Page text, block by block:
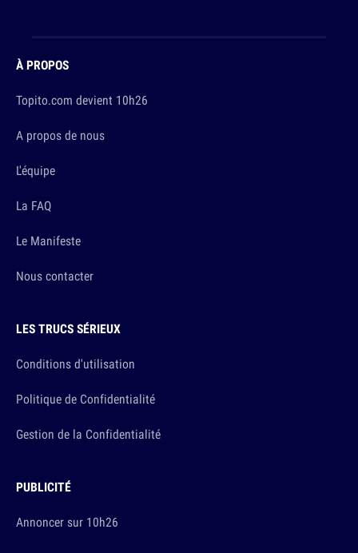
À PROPOS
Topito.com devient 10h26
A propos de nous
L'équipe
La FAQ
Le Manifeste
Nous contacter
LES TRUCS SÉRIEUX
Conditions d'utilisation
Politique de Confidentialité
Gestion de la Confidentialité
PUBLICITÉ
Annoncer sur 10h26